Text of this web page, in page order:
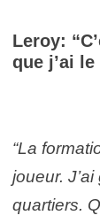
Leroy:
que j’ai
“La
joueur.
quartiers.